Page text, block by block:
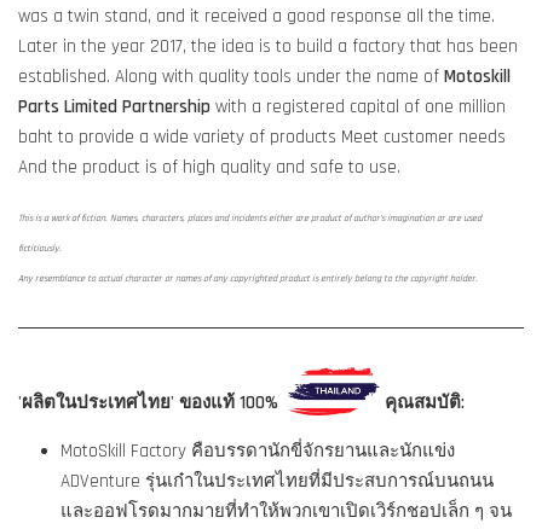
was a twin stand, and it received a good response all the time.
Later in the year 2017, the idea is to build a factory that has been
established. Along with quality tools under the name of Motoskill
Parts Limited Partnership with a registered capital of one million
baht to provide a wide variety of products Meet customer needs
And the product is of high quality and safe to use.
This is a work of fiction. Names, characters, places and incidents either are product of author's imagination or are used
fictitiously.
Any resemblance to actual character or names of any copyrighted product is entirely belong to the copyright holder.
'ผลิตในประเทศไทย' ของแท้ 100% คุณสมบัติ:
MotoSkill Factory คือบรรดานักขี่จักรยานและนักแข่ง
ADVenture รุ่นเก๋าในประเทศไทยที่มีประสบการณ์บนถนน
และออฟโรดมากมายที่ทำให้พวกเขาเปิดเวิร์กชอปเล็ก ๆ จน